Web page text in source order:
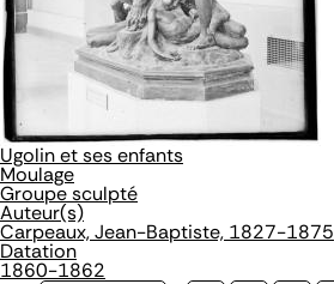
Ugolin et ses enfants
Moulage
Groupe sculpté
Auteur(s)
Carpeaux, Jean-Baptiste, 1827-1875
Datation
1860-1862